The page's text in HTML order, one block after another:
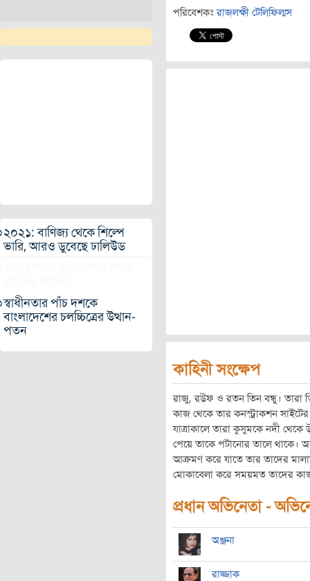
২০২১: বাণিজ্য থেকে শিল্পে
ভারি, আরও ডুবেছে ঢালিউড
স্বাধীনতার পাঁচ দশকে
বাংলাদেশের চলচ্চিত্রের উত্থান-
পতন
পরিবেশকঃ রাজলক্ষী টেলিফিল্মস
কাহিনী সংক্ষেপ
রাজু, রউফ ও রতন তিন বন্ধু। তারা
কাজ থেকে তার কনস্ট্রাকশন
যাত্রাকালে তারা কুসুমকে নদী
পেয়ে তাকে পটানোর তালে থাকে।
আক্রমণ করে যাতে তার তাদের
মোকাবেলা করে সময়মত তাদের
প্রধান অভিনেতা -
অঞ্জনা
রাজ্জাক